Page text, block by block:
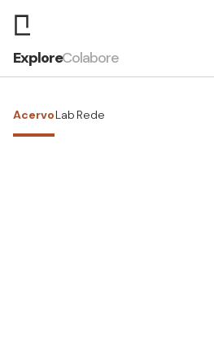
ExploreColabore
AcervoLab Rede